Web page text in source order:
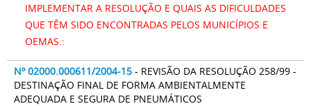
IMPLEMENTAR A RESOLUÇÃO E QUAIS AS DIFICULDADES
QUE TÊM SIDO ENCONTRADAS PELOS MUNICÍPIOS E
OEMAS.:
Nº 02000.000611/2004-15 - REVISÃO DA RESOLUÇÃO 258/99 -
DESTINAÇÃO FINAL DE FORMA AMBIENTALMENTE
ADEQUADA E SEGURA DE PNEUMÁTICOS